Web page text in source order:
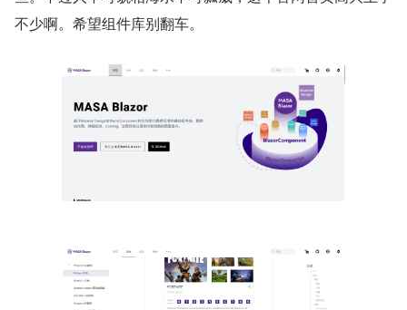
不少啊。希望组件库别翻车。